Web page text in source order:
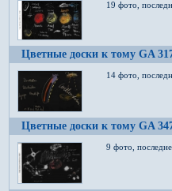
19 фото,
Цветные доски к тому GA
14 фото,
Цветные доски к тому GA
9 фото,